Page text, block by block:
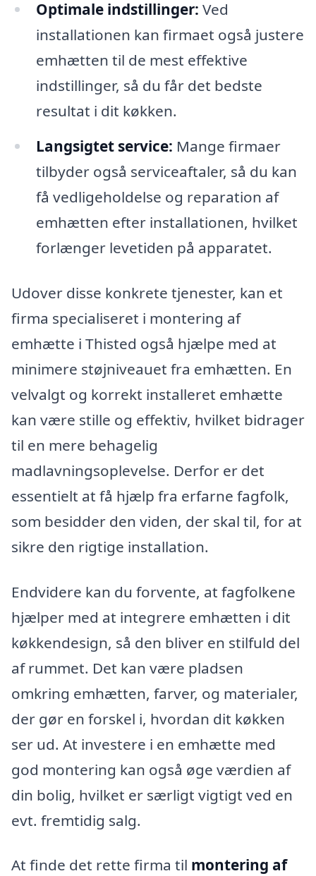
Optimale indstillinger: Ved
installationen kan firmaet også justere
emhætten til de mest effektive
indstillinger, så du får det bedste
resultat i dit køkken.
Langsigtet service: Mange firmaer
tilbyder også serviceaftaler, så du kan
få vedligeholdelse og reparation af
emhætten efter installationen, hvilket
forlænger levetiden på apparatet.
Udover disse konkrete tjenester, kan et
firma specialiseret i montering af
emhætte i Thisted også hjælpe med at
minimere støjniveauet fra emhætten. En
velvalgt og korrekt installeret emhætte
kan være stille og effektiv, hvilket bidrager
til en mere behagelig
madlavningsoplevelse. Derfor er det
essentielt at få hjælp fra erfarne fagfolk,
som besidder den viden, der skal til, for at
sikre den rigtige installation.
Endvidere kan du forvente, at fagfolkene
hjælper med at integrere emhætten i dit
køkkendesign, så den bliver en stilfuld del
af rummet. Det kan være pladsen
omkring emhætten, farver, og materialer,
der gør en forskel i, hvordan dit køkken
ser ud. At investere i en emhætte med
god montering kan også øge værdien af
din bolig, hvilket er særligt vigtigt ved en
evt. fremtidig salg.
At finde det rette firma til montering af